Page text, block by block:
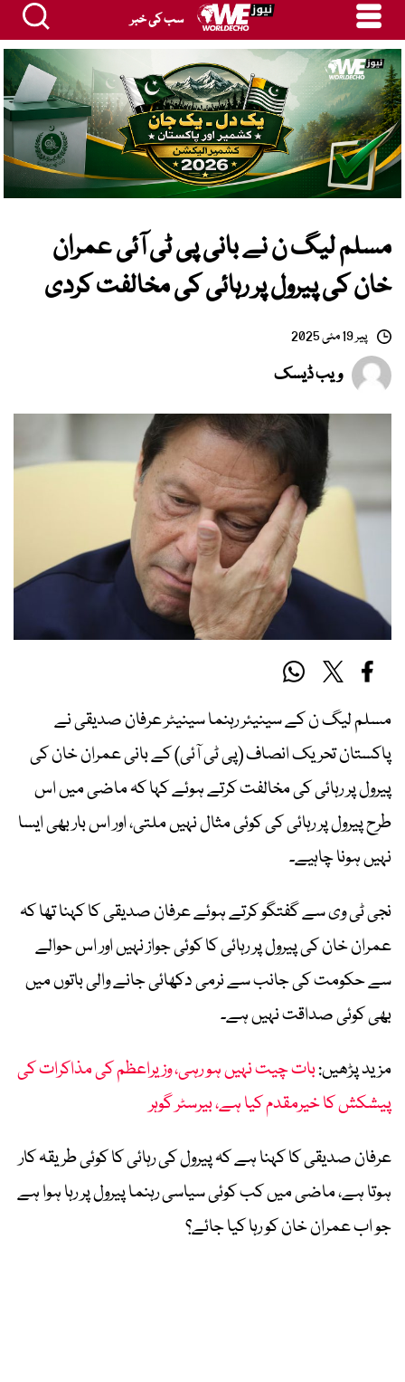
سب کی خبر
مسلم لیگ ن نے بانی پی ٹی آئی عمران
خان کی پیرول پر رہائی کی مخالفت کردی
پیر 19 مئی 2025
ویب ڈیسک
مسلم لیگ ن کے سینیئر رہنما سینیٹر عرفان صدیقی نے
پاکستان تحریک انصاف (پی ٹی آئی) کے بانی عمران خان کی
پیرول پر رہائی کی مخالفت کرتے ہوئے کہا کہ ماضی میں اس
طرح پیرول پر رہائی کی کوئی مثال نہیں ملتی، اور اس بار بھی ایسا
نہیں ہونا چاہیے۔
نجی ٹی وی سے گفتگو کرتے ہوئے عرفان صدیقی کا کہنا تھا کہ
عمران خان کی پیرول پر رہائی کا کوئی جواز نہیں اور اس حوالے
سے حکومت کی جانب سے نرمی دکھائی جانے والی باتوں میں
بھی کوئی صداقت نہیں ہے۔
مزید پڑھیں:بات چیت نہیں ہو رہی، وزیراعظم کی مذاکرات کی
پیشکش کا خیرمقدم کیا ہے، بیرسٹر گوہر
عرفان صدیقی کا کہنا ہے کہ پیرول کی رہائی کا کوئی طریقہ کار
ہوتا ہے، ماضی میں کب کوئی سیاسی رہنما پیرول پر رہا ہوا ہے
جو اب عمران خان کو رہا کیا جائے؟